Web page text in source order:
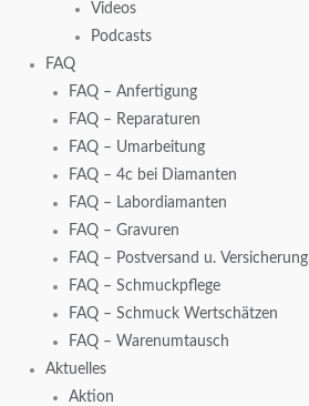
Videos
Podcasts
FAQ
FAQ – Anfertigung
FAQ – Reparaturen
FAQ – Umarbeitung
FAQ – 4c bei Diamanten
FAQ – Labordiamanten
FAQ – Gravuren
FAQ – Postversand u. Versicherung
FAQ – Schmuckpflege
FAQ – Schmuck Wertschätzen
FAQ – Warenumtausch
Aktuelles
Aktion